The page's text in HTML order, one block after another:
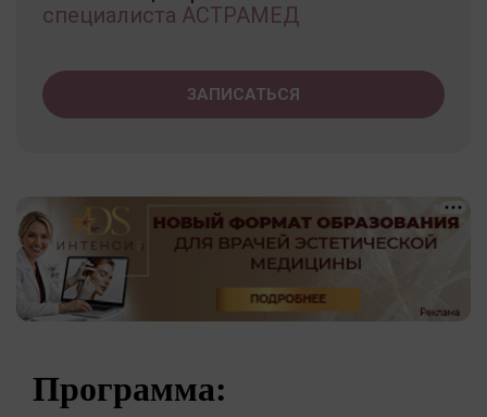
специалиста АСТРАМЕД
ЗАПИСАТЬСЯ
Программа: